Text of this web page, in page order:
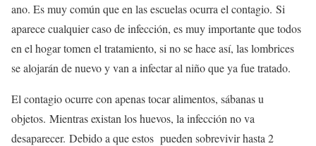
ano. Es muy común que en las escuelas ocurra el contagio. Si
aparece cualquier caso de infección, es muy importante que todos
en el hogar tomen el tratamiento, si no se hace así, las lombrices
se alojarán de nuevo y van a infectar al niño que ya fue tratado.
El contagio ocurre con apenas tocar alimentos, sábanas u
objetos. Mientras existan los huevos, la infección no va
desaparecer. Debido a que estos pueden sobrevivir hasta 2